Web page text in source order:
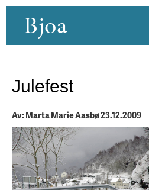
Bjoa
Julefest
Av: Marta Marie Aasbø 23.12.2009